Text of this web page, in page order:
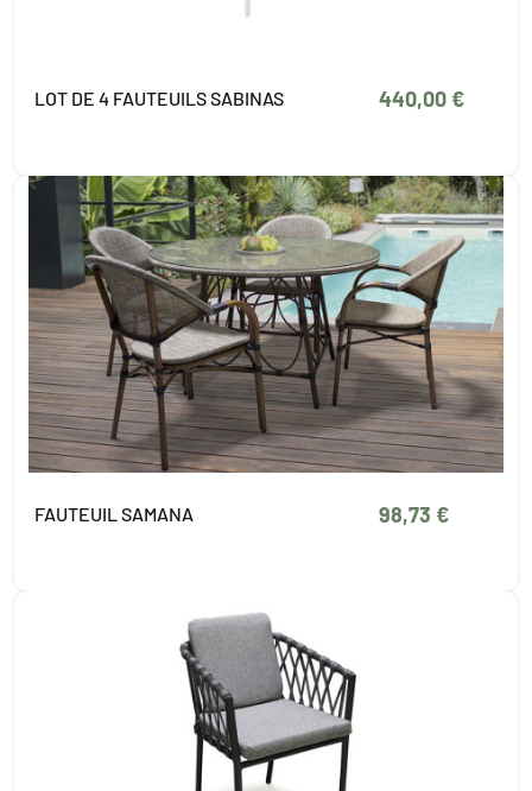
LOT DE 4 FAUTEUILS SABINAS 440,00 €
FAUTEUIL SAMANA 98,73 €